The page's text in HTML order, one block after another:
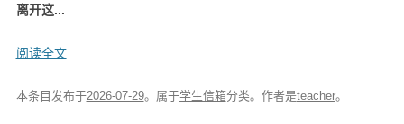
离开这...
阅读全文
本条目发布于2026-07-29。属于学生信箱分类。 作者是teacher。